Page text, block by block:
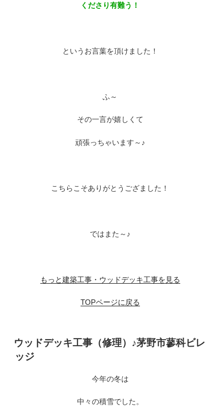
くださり有難う！
というお言葉を頂けました！
ふ～
その一言が嬉しくて
頑張っちゃいます～♪
こちらこそありがとうござました！
ではまた～♪
もっと建築工事・ウッドデッキ工事を見る
TOPページに戻る
投
稿
日:
ウッドデッキ工事（修理）♪茅野市蓼科ビレ
ッジ
今年の冬は
中々の積雪でした。